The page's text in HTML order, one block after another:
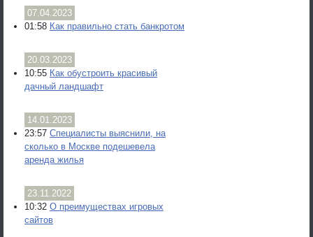
07.04.2023
01:58 Как правильно стать банкротом
20.03.2023
10:55 Как обустроить красивый
дачный ландшафт
14.01.2023
23:57 Специалисты выяснили, на
сколько в Москве подешевела
аренда жилья
23.11.2022
10:32 О преимуществах игровых
сайтов